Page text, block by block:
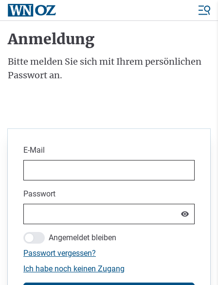
Anmeldung
Bitte melden Sie sich mit Ihrem persönlichen
Passwort an.
E-Mail
Passwort
Angemeldet bleiben
Passwort vergessen?
Ich habe noch keinen Zugang